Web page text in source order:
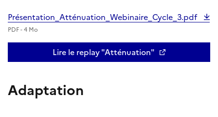
Présentation_Atténuation_Webinaire_Cycle_3.pdf
PDF - 4 Mo
Lire le replay "Atténuation"
Adaptation